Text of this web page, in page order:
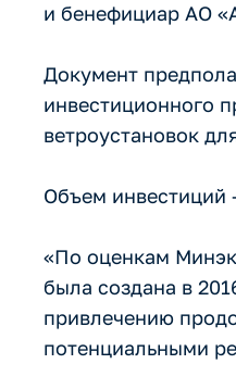
и бенефициар АО
Документ
инвестиционного
ветроустановок
Объем инвестиций
«По оценкам
была создана в
привлечению
потенциальными